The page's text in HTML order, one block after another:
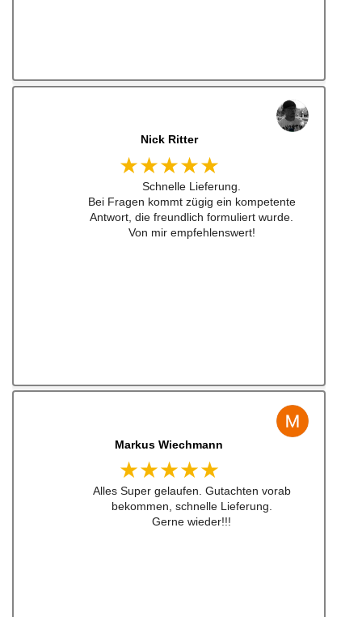
Nick Ritter
★★★★★
Schnelle Lieferung.
Bei Fragen kommt zügig ein kompetente
Antwort, die freundlich formuliert wurde.
Von mir empfehlenswert!
Markus Wiechmann
★★★★★
Alles Super gelaufen. Gutachten vorab
bekommen, schnelle Lieferung.
Gerne wieder!!!